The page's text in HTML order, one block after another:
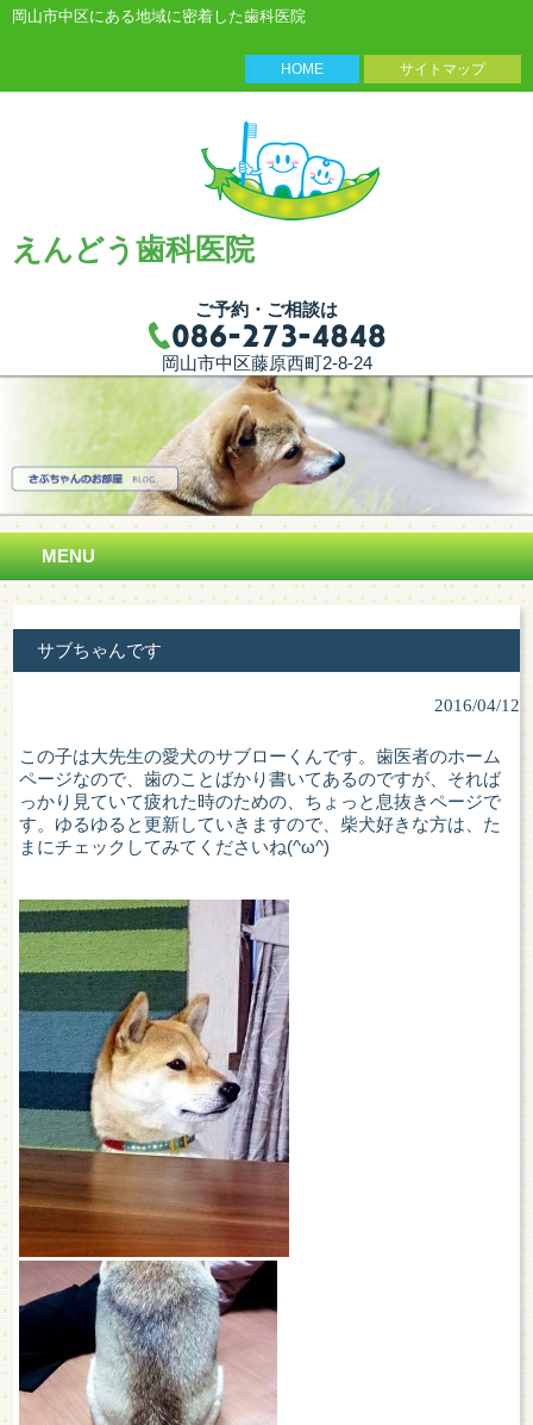
岡山市中区にある地域に密着した歯科医院
HOME サイトマップ
えんどう歯科医院
ご予約・ご相談は
岡山市中区藤原西町2-8-24
MENU
サブちゃんです
2016/04/12
この子は大先生の愛犬のサブローくんです。歯医者のホーム
ページなので、歯のことばかり書いてあるのですが、それば
っかり見ていて疲れた時のための、ちょっと息抜きページで
す。ゆるゆると更新していきますので、柴犬好きな方は、た
まにチェックしてみてくださいね(^ω^)